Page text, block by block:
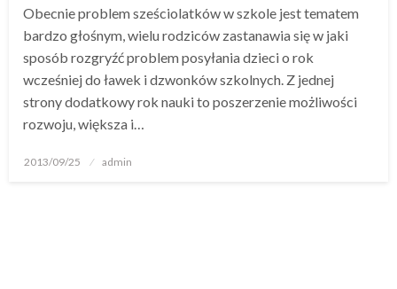
Obecnie problem sześciolatków w szkole jest tematem
bardzo głośnym, wielu rodziców zastanawia się w jaki
sposób rozgryźć problem posyłania dzieci o rok
wcześniej do ławek i dzwonków szkolnych. Z jednej
strony dodatkowy rok nauki to poszerzenie możliwości
rozwoju, większa i…
Opublikowane
2013/09/25 admin